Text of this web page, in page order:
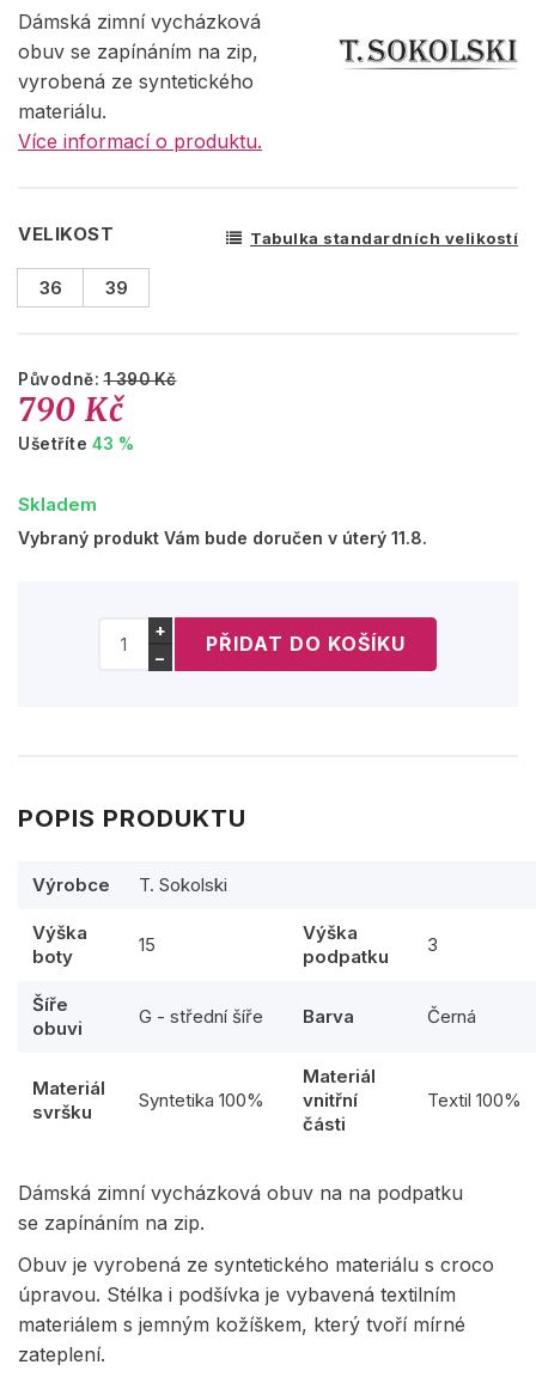
Dámská zimní vycházková
obuv se zapínáním na zip,
vyrobená ze syntetického
materiálu.
Více informací o produktu.
VELIKOST Tabulka standardních velikostí
36 39
Původně:1 390 Kč
790 Kč
Ušetříte 43 %
Skladem
Vybraný produkt Vám bude doručen v úterý 11.8.
+
−
POPIS PRODUKTU
Výrobce T. Sokolski
Výška
boty
15
Výška
podpatku
3
Šíře
obuvi
G - střední šíře Barva Černá
Materiál
svršku
Syntetika 100%
Materiál
vnitřní
části
Textil 100%
Dámská zimní vycházková obuv na na podpatku
se zapínáním na zip.
Obuv je vyrobená ze syntetického materiálu s croco
úpravou. Stélka i podšívka je vybavená textilním
materiálem s jemným kožíškem, který tvoří mírné
zateplení.